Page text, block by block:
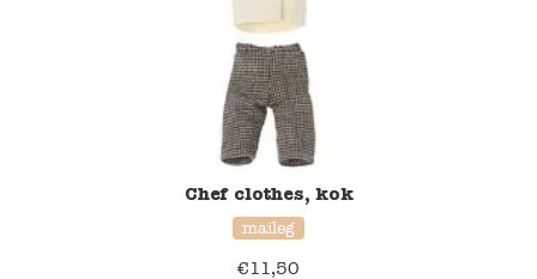
Chef clothes, kok
maileg
€11,50